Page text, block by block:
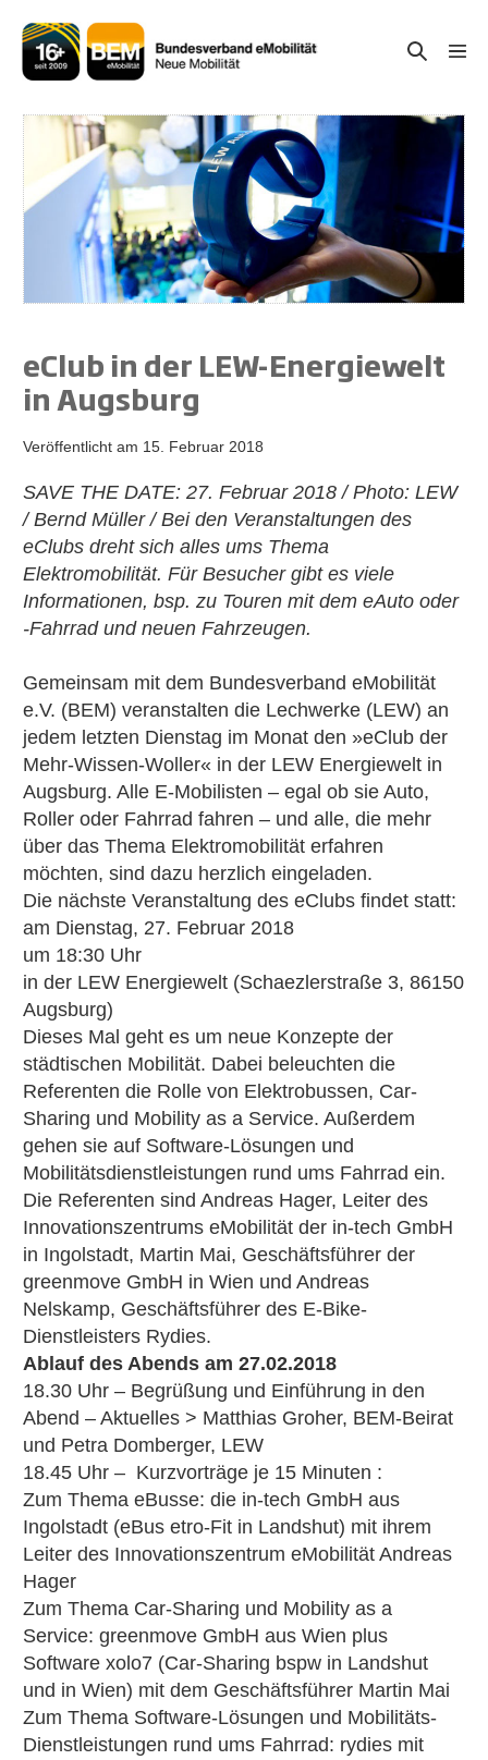
Inhalt
springen
Suche-
eClub in der LEW-Energiewelt
in Augsburg
Veröffentlicht am 15. Februar 2018
SAVE THE DATE: 27. Februar 2018 / Photo: LEW
/ Bernd Müller / Bei den Veranstaltungen des
eClubs dreht sich alles ums Thema
Elektromobilität. Für Besucher gibt es viele
Informationen, bsp. zu Touren mit dem eAuto oder
-Fahrrad und neuen Fahrzeugen.
Gemeinsam mit dem Bundesverband eMobilität
e.V. (BEM) veranstalten die Lechwerke (LEW) an
jedem letzten Dienstag im Monat den »eClub der
Mehr-Wissen-Woller« in der LEW Energiewelt in
Augsburg. Alle E-Mobilisten – egal ob sie Auto,
Roller oder Fahrrad fahren – und alle, die mehr
über das Thema Elektromobilität erfahren
möchten, sind dazu herzlich eingeladen.
Die nächste Veranstaltung des eClubs findet statt:
am Dienstag, 27. Februar 2018
um 18:30 Uhr
in der LEW Energiewelt (Schaezlerstraße 3, 86150
Augsburg)
Dieses Mal geht es um neue Konzepte der
städtischen Mobilität. Dabei beleuchten die
Referenten die Rolle von Elektrobussen, Car-
Sharing und Mobility as a Service. Außerdem
gehen sie auf Software-Lösungen und
Mobilitätsdienstleistungen rund ums Fahrrad ein.
Die Referenten sind Andreas Hager, Leiter des
Innovationszentrums eMobilität der in-tech GmbH
in Ingolstadt, Martin Mai, Geschäftsführer der
greenmove GmbH in Wien und Andreas
Nelskamp, Geschäftsführer des E-Bike-
Dienstleisters Rydies.
Ablauf des Abends am 27.02.2018
18.30 Uhr – Begrüßung und Einführung in den
Abend – Aktuelles > Matthias Groher, BEM-Beirat
und Petra Domberger, LEW
18.45 Uhr – Kurzvorträge je 15 Minuten :
Zum Thema eBusse: die in-tech GmbH aus
Ingolstadt (eBus etro-Fit in Landshut) mit ihrem
Leiter des Innovationszentrum eMobilität Andreas
Hager
Zum Thema Car-Sharing und Mobility as a
Service: greenmove GmbH aus Wien plus
Software xolo7 (Car-Sharing bspw in Landshut
und in Wien) mit dem Geschäftsführer Martin Mai
Zum Thema Software-Lösungen und Mobilitäts-
Dienstleistungen rund ums Fahrrad: rydies mit